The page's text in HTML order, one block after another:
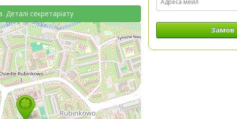
Деталі секретаріату
Замов